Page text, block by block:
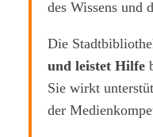
des Wissens und
Die
und leistet Hilfe
Sie wirkt
der